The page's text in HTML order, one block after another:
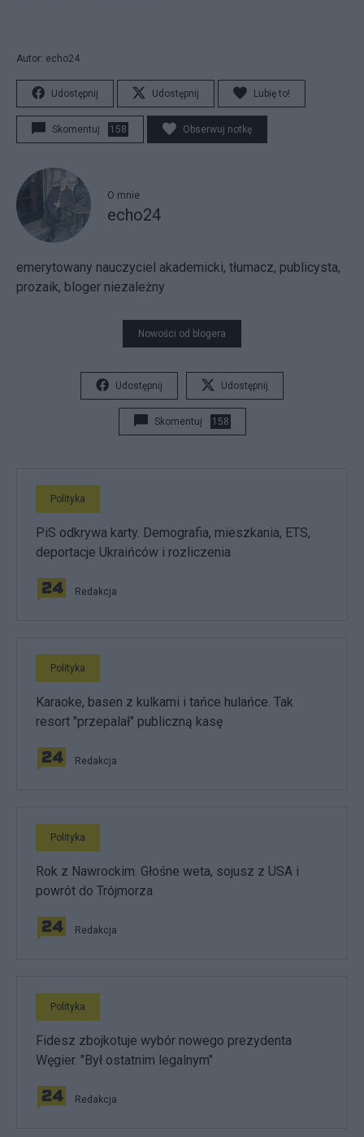
Autor: echo24
Udostępnij Udostępnij Lubię to!
Skomentuj 158 Obserwuj notkę
O mnie
echo24
emerytowany nauczyciel akademicki, tłumacz, publicysta,
prozaik, bloger niezależny
Nowości od blogera
Udostępnij Udostępnij
Skomentuj 158
Polityka
PiS odkrywa karty. Demografia, mieszkania, ETS,
deportacje Ukraińców i rozliczenia
Redakcja
Polityka
Karaoke, basen z kulkami i tańce hulańce. Tak
resort "przepalał" publiczną kasę
Redakcja
Polityka
Rok z Nawrockim. Głośne weta, sojusz z USA i
powrót do Trójmorza
Redakcja
Polityka
Fidesz zbojkotuje wybór nowego prezydenta
Węgier. "Był ostatnim legalnym"
Redakcja